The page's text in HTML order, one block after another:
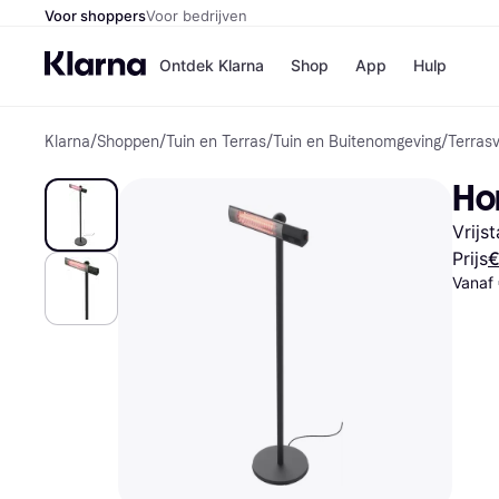
Voor shoppersVoor bedrijven
Ontdek Klarna Shop
Winkels
Bol
H&M
App Hulp
Klarna/Shoppen/Tuin en Terras/Tuin en Buitenomgeving/
Prijs
Vanaf